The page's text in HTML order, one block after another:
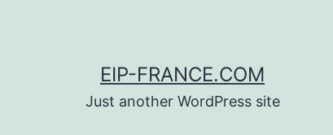
EIP-FRANCE.COM
Just another WordPress site